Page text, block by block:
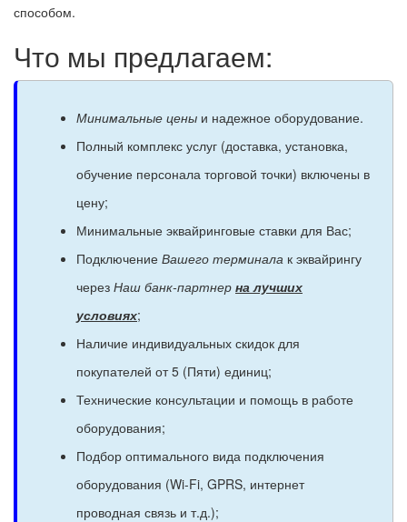
способом.
Что мы предлагаем:
Минимальные цены и надежное оборудование.
Полный комплекс услуг (доставка, установка,
обучение персонала торговой точки) включены в
цену;
Минимальные эквайринговые ставки для Вас;
Подключение Вашего терминала к эквайрингу
через Наш банк-партнер на лучших
условиях;
Наличие индивидуальных скидок для
покупателей от 5 (Пяти) единиц;
Технические консультации и помощь в работе
оборудования;
Подбор оптимального вида подключения
оборудования (Wi-Fi, GPRS, интернет
проводная связь и т.д.);